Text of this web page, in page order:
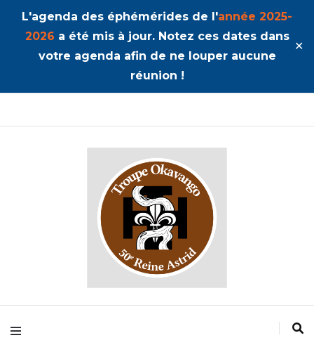
L'agenda des éphémérides de l'année 2025-
2026 a été mis à jour. Notez ces dates dans
votre agenda afin de ne louper aucune
réunion !
✕
Okavango
50ème Unité Reine Astrid